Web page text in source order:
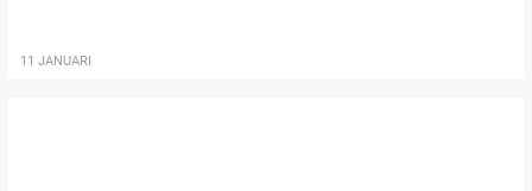
11 JANUARI